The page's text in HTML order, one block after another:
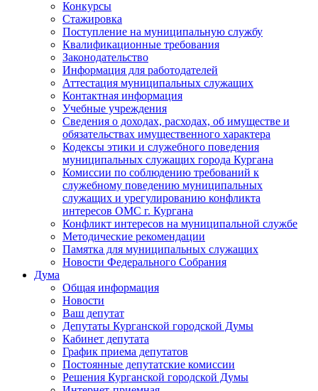
Конкурсы
Стажировка
Поступление на муниципальную службу
Квалификационные требования
Законодательство
Информация для работодателей
Аттестация муниципальных служащих
Контактная информация
Учебные учреждения
Сведения о доходах, расходах, об имуществе и
обязательствах имущественного характера
Кодексы этики и служебного поведения
муниципальных служащих города Кургана
Комиссии по соблюдению требований к
служебному поведению муниципальных
служащих и урегулированию конфликта
интересов ОМС г. Кургана
Конфликт интересов на муниципальной службе
Методические рекомендации
Памятка для муниципальных служащих
Новости Федерального Cобрания
Дума
Общая информация
Новости
Ваш депутат
Депутаты Курганской городской Думы
Кабинет депутата
График приема депутатов
Постоянные депутатские комиссии
Решения Курганской городской Думы